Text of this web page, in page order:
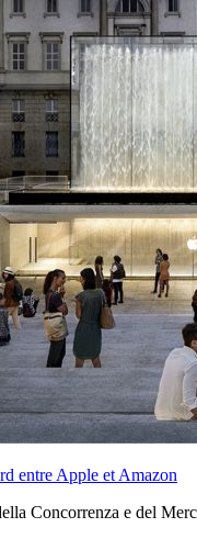
entre Apple et Amazon
Concorrenza e del